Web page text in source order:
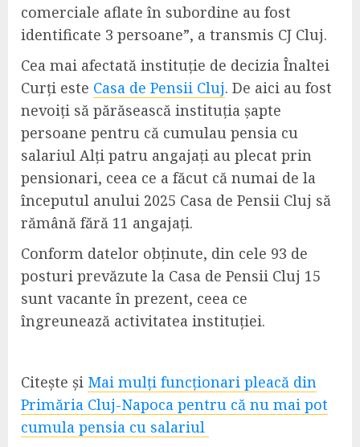
comerciale aflate în subordine au fost
identificate 3 persoane”, a transmis CJ Cluj.
Cea mai afectată instituție de decizia Înaltei
Curți este Casa de Pensii Cluj. De aici au fost
nevoiți să părăsească instituția șapte
persoane pentru că cumulau pensia cu
salariul Alți patru angajați au plecat prin
pensionari, ceea ce a făcut că numai de la
începutul anului 2025 Casa de Pensii Cluj să
rămână fără 11 angajați.
Conform datelor obținute, din cele 93 de
posturi prevăzute la Casa de Pensii Cluj 15
sunt vacante în prezent, ceea ce
îngreunează activitatea instituției.
Citește și Mai mulți funcționari pleacă din
Primăria Cluj-Napoca pentru că nu mai pot
cumula pensia cu salariul